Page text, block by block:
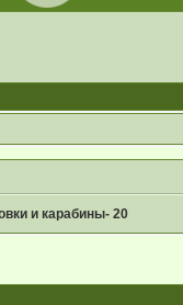
и карабины- 20